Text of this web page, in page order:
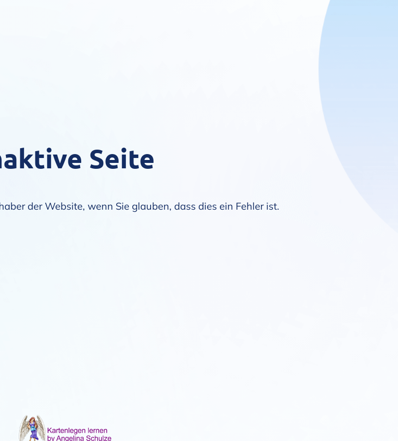
Seite
der Website, wenn Sie glauben, dass dies ein Fehler ist.